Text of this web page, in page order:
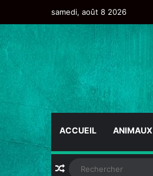
samedi, août 8 2026
ACCUEIL ANIMAUX